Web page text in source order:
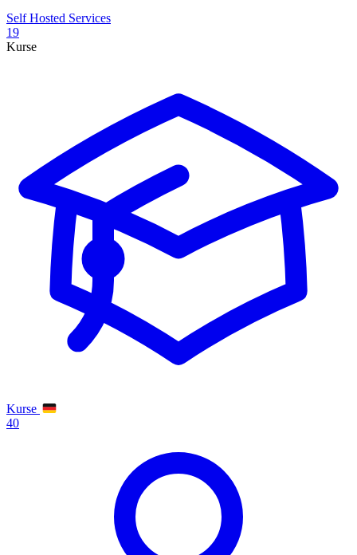
Self Hosted Services
19
Kurse
Kurse
40